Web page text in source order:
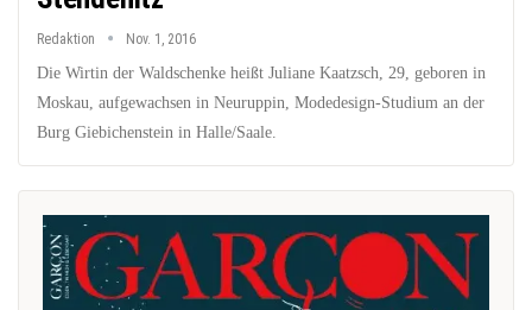
Redaktion Nov. 1, 2016
Die Wirtin der Waldschenke heißt Juliane Kaatzsch, 29, geboren in
Moskau, aufgewachsen in Neuruppin, Modedesign-Studium an der
Burg Giebichenstein in Halle/Saale.